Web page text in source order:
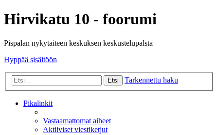
Hirvikatu 10 - foorumi
Pispalan nykytaiteen keskuksen keskustelupalsta
Hyppää sisältöön
Etsi Tarkennettu haku
Pikalinkit
Vastaamattomat aiheet
Aktiiviset viestiketjut